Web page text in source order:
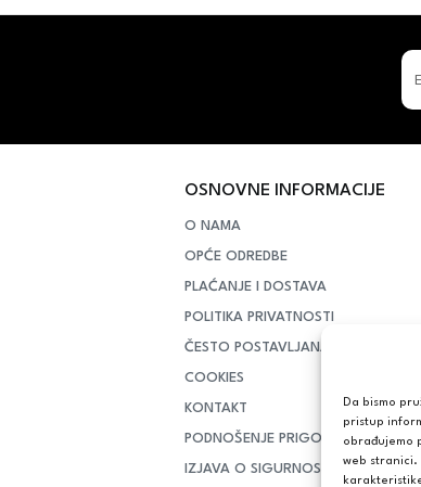
Da bismo
pristup
obrađujemo
web stranici.
OSNOVNE INFORMACIJE
O NAMA
OPĆE ODREDBE
PLAĆANJE I DOSTAVA
POLITIKA PRIVATNOSTI
ČESTO POSTAVLJANA PITANJA
COOKIES
KONTAKT
PODNOŠENJE PRIGOVORA
IZJAVA O SIGURNOSTI ONLINE